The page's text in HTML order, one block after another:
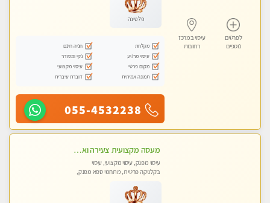
לפרטים
נוספים
עיסוי במרכז
רחובות
פלטינה
מקלחת
חניה חינם
עיסוי מרגיע
נקי ומסודר
מקום פרטי
עיסוי מקצועי
תמונה אמיתית
דוברת עיברית
055-4532238
מעסה מקצועית צעירה ואיכותית פרטי!!! מ 10:00 בבוקר עד 18:00 בערב.
עיסוי מפנק, עיסוי מקצועי, עיסוי
בקלניקה פרטית, מתחמי ספא מפנק,